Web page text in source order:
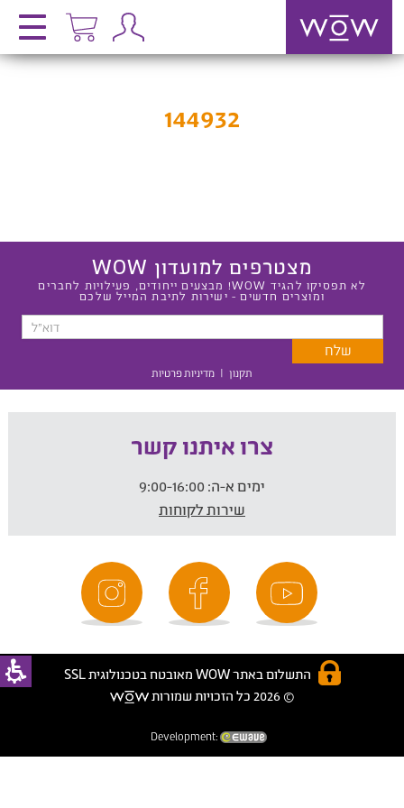
144932
מצטרפים למועדון WOW
לא תפסיקו להגיד WOW! מבצעים ייחודים, פעילויות לחברים
ומוצרים חדשים - ישירות לתיבת המייל שלכם
תקנון | מדיניות פרטיות
צרו איתנו קשר
ימים א-ה:
שירות לקוחות
התשלום באתר WOW מאובטח בטכנולוגית SSL
© 2026 כל הזכויות שמורות
Development: